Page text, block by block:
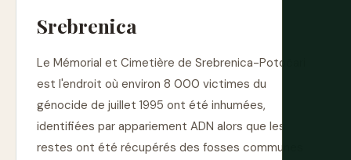
Srebrenica
Le Mémorial et Cimetière de Srebrenica-Potočari
est l'endroit où environ 8 000 victimes du
génocide de juillet 1995 ont été inhumées,
identifiées par appariement ADN alors que les
restes ont été récupérés des fosses communes